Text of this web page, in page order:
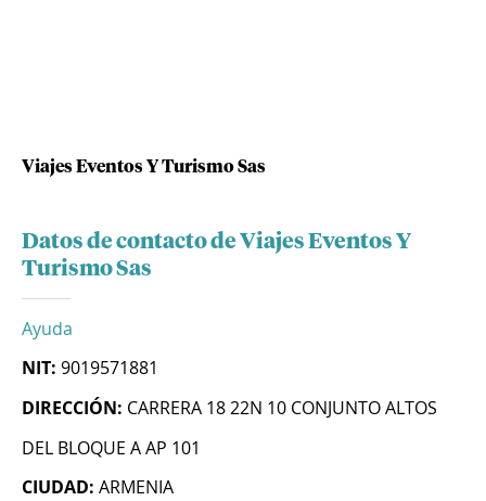
Viajes Eventos Y Turismo Sas
Datos de contacto de Viajes Eventos Y
Turismo Sas
Ayuda
NIT: 9019571881
DIRECCIÓN: CARRERA 18 22N 10 CONJUNTO ALTOS
DEL BLOQUE A AP 101
CIUDAD: ARMENIA